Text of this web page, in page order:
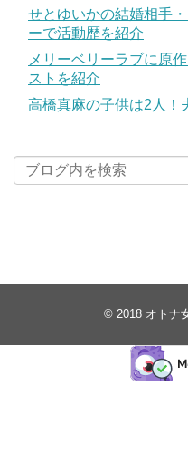
せとゆいかの結婚相手
ーで活動歴を紹介
メリーベリーラブに原
ストを紹介
高橋真麻の子供は2人！
© 2018 オトナ